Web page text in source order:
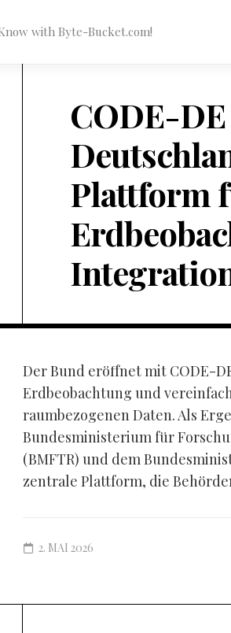
with Byte-Bucket.com!
CODE-
Plattform
Der Bund eröffnet mit CODE-
Erdbeobachtung und
raumbezogenen Daten. Als
Bundesministerium für
(BMFTR) und dem
zentrale Plattform, die
2. MAI 2026